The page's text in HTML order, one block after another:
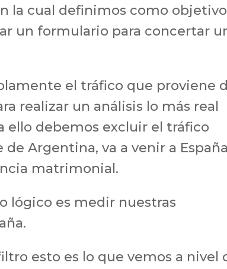
la cual definimos como objetivo
un formulario para concertar
el tráfico que proviene
realizar un análisis lo más real
ello debemos excluir el tráfico
Argentina, va a venir a
matrimonial.
lógico es medir nuestras
esto es lo que vemos a nivel